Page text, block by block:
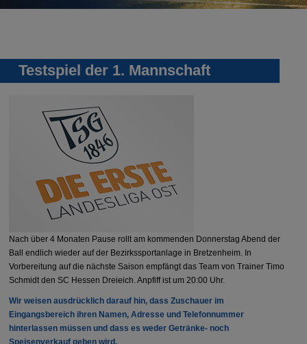
Testspiel der 1. Mannschaft
Nach über 4 Monaten Pause rollt am kommenden Donnerstag Abend der
Ball endlich wieder auf der Bezirkssportanlage in Bretzenheim. In
Vorbereitung auf die nächste Saison empfängt das Team von Trainer Timo
Schmidt den SC Hessen Dreieich. Anpfiff ist um 20:00 Uhr.
Wir weisen ausdrücklich darauf hin, dass Zuschauer im
Eingangsbereich ihren Namen, Adresse und Telefonnummer
hinterlassen müssen und dass es weder Getränke- noch
Speisenverkauf geben wird.